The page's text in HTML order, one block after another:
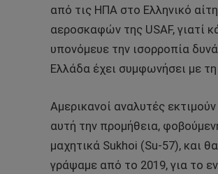
από τις ΗΠΑ στο Ελληνικό
αεροσκαφών της USAF, γιατί
υπονόμευε την ισορροπία
Ελλάδα έχει συμφωνήσει με
Αμερικανοί αναλυτές
αυτή την προμήθεια,
μαχητικά Sukhoi (Su-57), και
γράψαμε από το 2019, για το